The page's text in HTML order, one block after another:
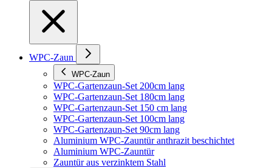
WPC-Zaun
WPC-Zaun
WPC-Gartenzaun-Set 200cm lang
WPC-Gartenzaun-Set 180cm lang
WPC-Gartenzaun-Set 150 cm lang
WPC-Gartenzaun-Set 100cm lang
WPC-Gartenzaun-Set 90cm lang
Aluminium WPC-Zauntür anthrazit beschichtet
Aluminium WPC-Zauntür
Zauntür aus verzinktem Stahl